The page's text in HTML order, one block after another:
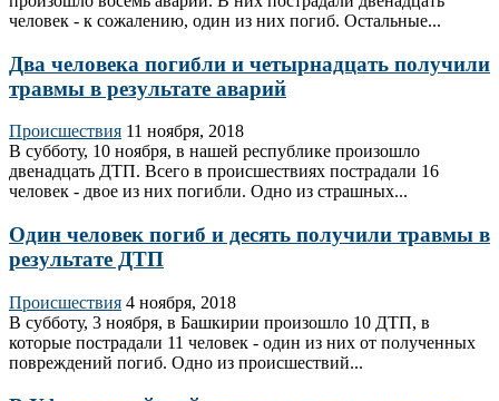
человек - к сожалению, один из них погиб. Остальные...
Два человека погибли и четырнадцать получили
травмы в результате аварий
Происшествия 11 ноября, 2018
В субботу, 10 ноября, в нашей республике произошло
двенадцать ДТП. Всего в происшествиях пострадали 16
человек - двое из них погибли. Одно из страшных...
Один человек погиб и десять получили травмы в
результате ДТП
Происшествия 4 ноября, 2018
В субботу, 3 ноября, в Башкирии произошло 10 ДТП, в
которые пострадали 11 человек - один из них от полученных
повреждений погиб. Одно из происшествий...